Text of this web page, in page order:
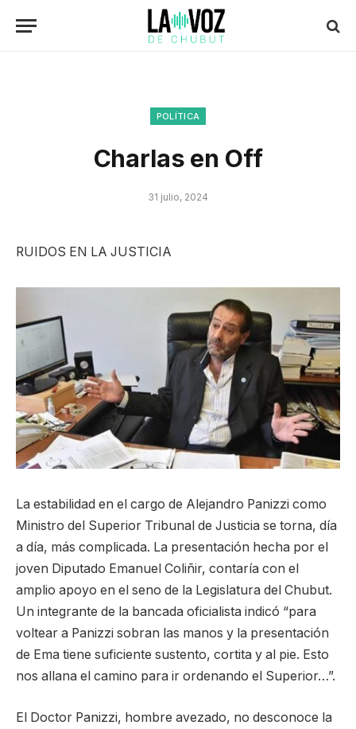
POLÍTICA
Charlas en Off
31 julio, 2024
RUIDOS EN LA JUSTICIA
La estabilidad en el cargo de Alejandro Panizzi como
Ministro del Superior Tribunal de Justicia se torna, día
a día, más complicada. La presentación hecha por el
joven Diputado Emanuel Coliñir, contaría con el
amplio apoyo en el seno de la Legislatura del Chubut.
Un integrante de la bancada oficialista indicó “para
voltear a Panizzi sobran las manos y la presentación
de Ema tiene suficiente sustento, cortita y al pie. Esto
nos allana el camino para ir ordenando el Superior…”.
El Doctor Panizzi, hombre avezado, no desconoce la